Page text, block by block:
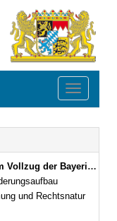
Toggle
Beihilfeverordnung
und Rechtsnatur